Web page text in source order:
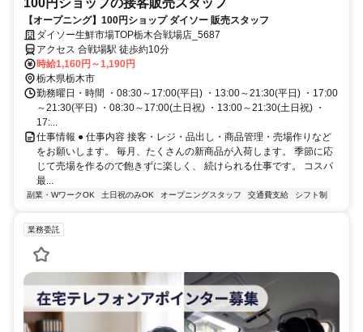
100円ショップの接客販売スタッフ
【オープニング】100円ショップ ダイソー 販売スタッフ
ダイソー生鮮市場TOP栃木合戦場店_5687
アクセス 合戦場駅 徒歩約10分
時給1,160円～1,190円
栃木県栃木市
勤務曜日・時間 ・08:30～17:00(平日) ・13:00～21:30(平日) ・17:00
～21:30(平日) ・08:30～17:00(土日祝) ・13:00～21:30(土日祝) ・
17:...
仕事情報 ● 仕事内容 接客・レジ・品出し・商品管理・売場作りなど
をお願いします。 毎月、たくさんの新商品が入荷します。 季節に応
じて売場を作るので飽きずに楽しく、 続けられる仕事です。 コスパ
最...
副業・WワークOK 土日祝のみOK オープニングスタッフ 交通費支給 シフト制
業務委託